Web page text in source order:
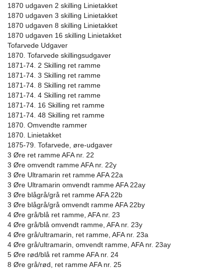
1870 udgaven 2 skilling Linietakket
1870 udgaven 3 skilling Linietakket
1870 udgaven 8 skilling Linietakket
1870 udgaven 16 skilling Linietakket
Tofarvede Udgaver
1870. Tofarvede skillingsudgaver
1871-74. 2 Skilling ret ramme
1871-74. 3 Skilling ret ramme
1871-74. 8 Skilling ret ramme
1871-74. 4 Skilling ret ramme
1871-74. 16 Skilling ret ramme
1871-74. 48 Skilling ret ramme
1870. Omvendte rammer
1870. Linietakket
1875-79. Tofarvede, øre-udgaver
3 Øre ret ramme AFA nr. 22
3 Øre omvendt ramme AFA nr. 22y
3 Øre Ultramarin ret ramme AFA 22a
3 Øre Ultramarin omvendt ramme AFA 22ay
3 Øre blågrå/grå ret ramme AFA 22b
3 Øre blågrå/grå omvendt ramme AFA 22by
4 Øre grå/blå ret ramme, AFA nr. 23
4 Øre grå/blå omvendt ramme, AFA nr. 23y
4 Øre grå/ultramarin, ret ramme, AFA nr. 23a
4 Øre grå/ultramarin, omvendt ramme, AFA nr. 23ay
5 Øre rød/blå ret ramme AFA nr. 24
8 Øre grå/rød, ret ramme AFA nr. 25